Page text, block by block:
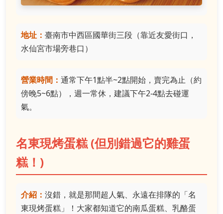
地址： 臺南市中西區國華街三段（靠近友愛街口，
水仙宮市場旁巷口）
營業時間： 通常下午1點半~2點開始，賣完為止（約
傍晚5~6點），週一常休，建議下午2-4點去碰運
氣。
名東現烤蛋糕 (但別錯過它的雞蛋
糕！)
介紹： 沒錯，就是那間超人氣、永遠在排隊的「名
東現烤蛋糕」！大家都知道它的南瓜蛋糕、乳酪蛋